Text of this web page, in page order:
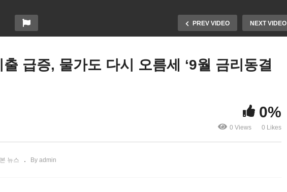
PREV VIDEO NEXT VIDEO
급증, 물가도 다시 오름세 ‘9월 금리동결
0%
0 Views 0 Likes
뉴스 By admin